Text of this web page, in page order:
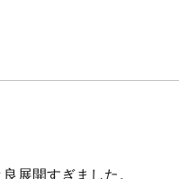
展開すぎました。